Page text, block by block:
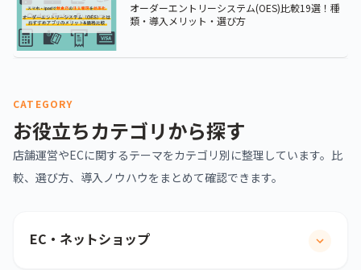
オーダーエントリーシステム(OES)比較19選！種
類・導入メリット・選び方
CATEGORY
お役立ちカテゴリから探す
店舗運営やECに関するテーマをカテゴリ別に整理しています。比
較、選び方、導入ノウハウをまとめて確認できます。
EC・ネットショップ